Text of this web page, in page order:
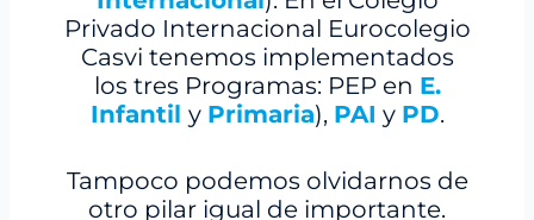
Privado Internacional Eurocolegio
Casvi tenemos implementados
los tres Programas: PEP en E.
Infantil y Primaria), PAI y PD.
Tampoco podemos olvidarnos de
otro pilar igual de importante.